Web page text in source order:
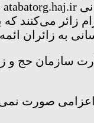
زائر می‌کنند
به زائران
سازمان حج و
صورت